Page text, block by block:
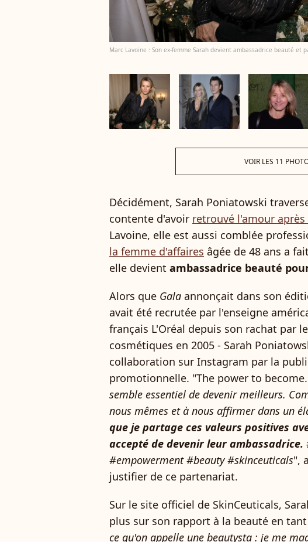
Marc Lavoine : Son ex-femme Sarah devient ambassadrice beauté et
VOIR LES 11
Décidément, Sarah Poniatowski
contente d'avoir retrouvé l'amour
Lavoine, elle est aussi comblée
la femme d'affaires âgée de 48 ans a
elle devient ambassadrice beauté
Alors que Gala annonçait dans son
avait été recrutée par l'enseigne
français L'Oréal depuis son rachat par
cosmétiques en 2005 - Sarah
collaboration sur Instagram par la
promotionnelle. "The power to become.
semble essentiel de devenir meilleurs.
nous mêmes et à nous affirmer dans un
que je partage ces valeurs positives
accepté de devenir leur ambassadrice.
#empowerment #beauty #skinceuticals",
justifier de ce partenariat.
Sur le site officiel de SkinCeuticals,
plus sur son rapport à la beauté en
ce qu'on appelle une beautysta : je me